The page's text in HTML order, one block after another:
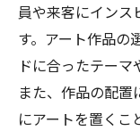
員や来客にインス
す。アート作品の
ドに合ったテーマ
また、作品の配
にアートを置くこ